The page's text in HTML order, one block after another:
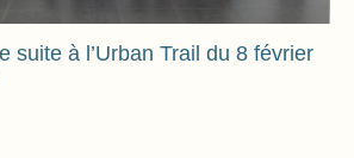
suite à l’Urban Trail du 8 février